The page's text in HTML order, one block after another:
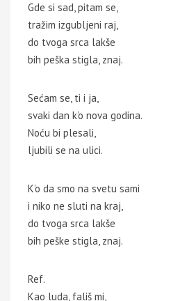
Gde si sad, pitam se,
tražim izgubljeni raj,
do tvoga srca lakše
bih peška stigla, znaj.
Sećam se, ti i ja,
svaki dan k’o nova godina.
Noću bi plesali,
ljubili se na ulici.
K’o da smo na svetu sami
i niko ne sluti na kraj,
do tvoga srca lakše
bih peške stigla, znaj.
Ref.
Kao luda, fališ mi,